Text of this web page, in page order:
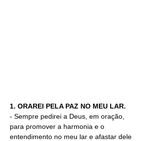
1. ORAREI PELA PAZ NO MEU LAR.
- Sempre pedirei a Deus, em oração,
para promover a harmonia e o
entendimento no meu lar e afastar dele